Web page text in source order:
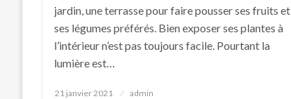
jardin, une terrasse pour faire pousser ses fruits et
ses légumes préférés. Bien exposer ses plantes à
l’intérieur n’est pas toujours facile. Pourtant la
lumière est…
Posted
21 janvier 2021 admin